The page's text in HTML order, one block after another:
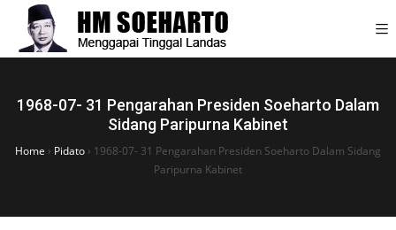
1968-07- 31 Pengarahan Presiden Soeharto Dalam
Sidang Paripurna Kabinet
Home › Pidato › 1968-07- 31 Pengarahan Presiden Soeharto Dalam Sidang
Paripurna Kabinet